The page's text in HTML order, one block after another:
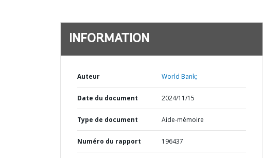
INFORMATION
Auteur World Bank;
Date du document 2024/11/15
Type de document Aide-mémoire
Numéro du rapport 196437